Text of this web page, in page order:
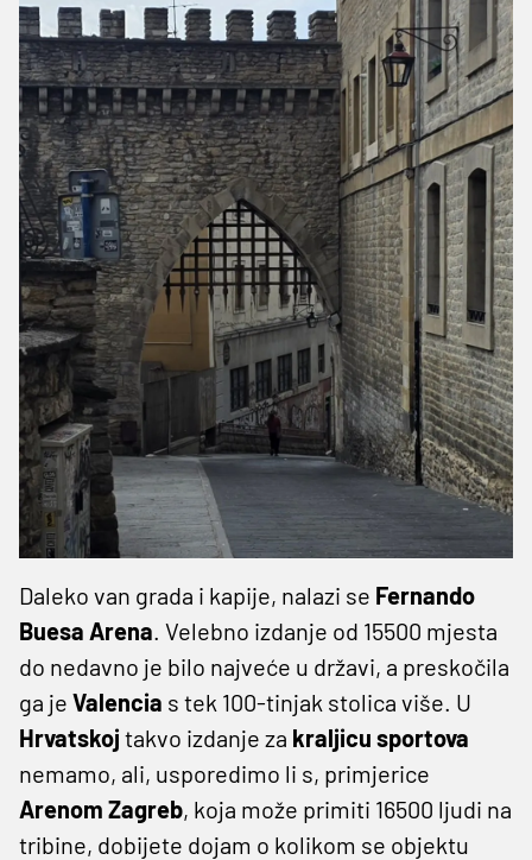
Daleko van grada i kapije, nalazi se Fernando
Buesa Arena. Velebno izdanje od 15500 mjesta
do nedavno je bilo najveće u državi, a preskočila
ga je Valencia s tek 100-tinjak stolica više. U
Hrvatskoj takvo izdanje za kraljicu sportova
nemamo, ali, usporedimo li s, primjerice
Arenom Zagreb, koja može primiti 16500 ljudi na
tribine, dobijete dojam o kolikom se objektu